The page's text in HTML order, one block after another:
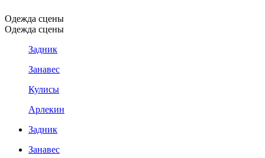
Одежда сцены
Одежда сцены
Задник
Занавес
Кулисы
Арлекин
Задник
Занавес